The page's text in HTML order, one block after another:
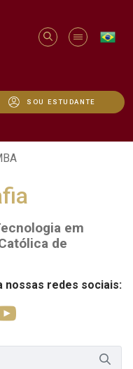
SOU ESTUDANTE
- Unicap
em
de
nossas redes sociais: